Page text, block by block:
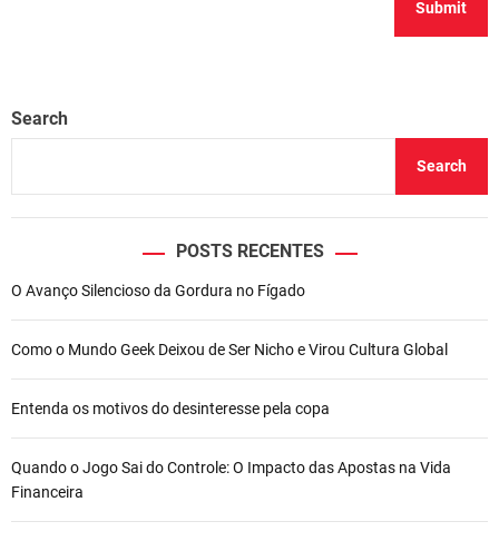
Search
Search
POSTS RECENTES
O Avanço Silencioso da Gordura no Fígado
Como o Mundo Geek Deixou de Ser Nicho e Virou Cultura Global
Entenda os motivos do desinteresse pela copa
Quando o Jogo Sai do Controle: O Impacto das Apostas na Vida
Financeira